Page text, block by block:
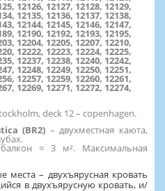
12126, 12127, 12128, 12129,
12135, 12136, 12137, 12138,
12144, 12145, 12146, 12147,
12190, 12192, 12193, 12195,
12204, 12205, 12207, 12210,
12222, 12223, 12224, 12225,
12237, 12238, 12240, 12242,
12248, 12249, 12250, 12251,
12257, 12259, 12260, 12261,
12269, 12271, 12272, 12274,
deck 12 – copenhagen.
(BR2) – двухместная каюта,
≈ 3 м². Максимальная
места – двухъярусная кровать
в двухъярусную кровать, и/